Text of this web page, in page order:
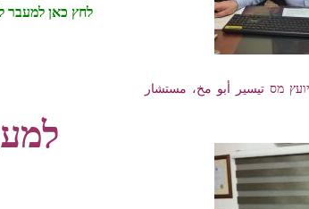
לחץ כאן למעבר
מס تيسير أبو مخ، مستشار